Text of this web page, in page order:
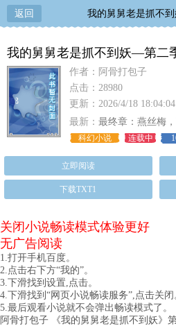
返回 我的舅舅老是抓不
我的舅舅老是抓不到妖—第二
作者：阿骨打包子
点击：28980
更新：2026/4/18 18:04:04
最新： 最终章：燕丝梅
科幻小说 连载中
立即阅读
下载TXT1
关闭小说畅读模式体验更好
无广告阅读
1.打开手机百度。
2.点击右下方“我的”。
3.下滑找到设置,点击。
4.下滑找到“网页小说畅读服务”,点击关闭
5.最后观看小说就不会弹出畅读模式了。
阿骨打包子 《我的舅舅老是抓不到妖》